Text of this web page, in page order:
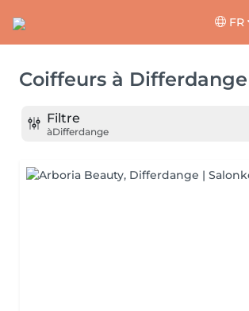
FR
Coiffeurs à Differdange
Filtre
àDifferdange